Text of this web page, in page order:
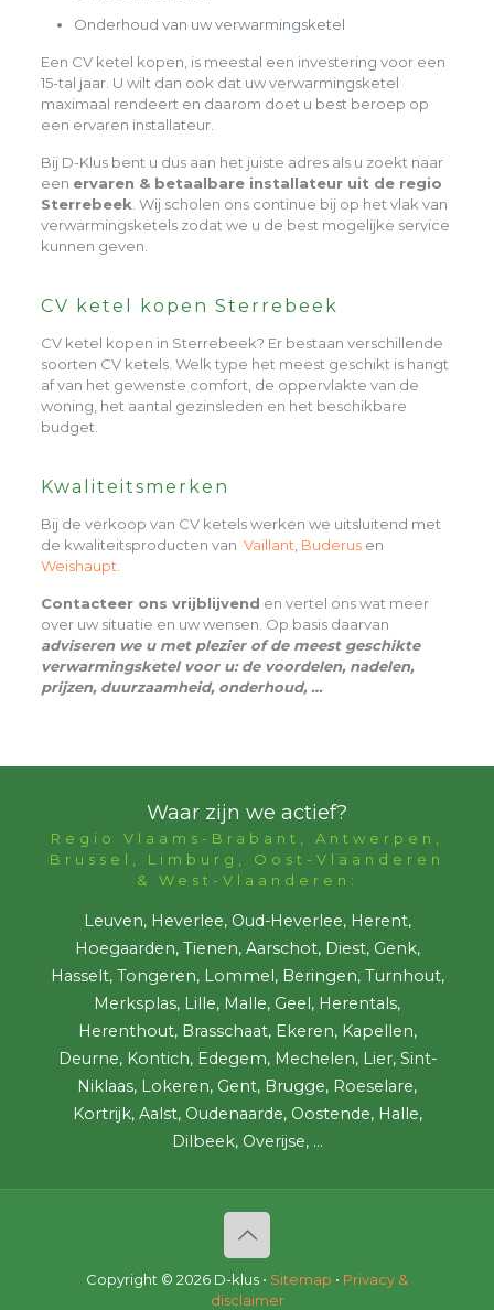
Onderhoud van uw verwarmingsketel
Een CV ketel kopen, is meestal een investering voor een
15-tal jaar. U wilt dan ook dat uw verwarmingsketel
maximaal rendeert en daarom doet u best beroep op
een ervaren installateur.
Bij D-Klus bent u dus aan het juiste adres als u zoekt naar
een ervaren & betaalbare installateur uit de regio
Sterrebeek . Wij scholen ons continue bij op het vlak van
verwarmingsketels zodat we u de best mogelijke service
kunnen geven.
CV ketel kopen Sterrebeek
CV ketel kopen in Sterrebeek? Er bestaan verschillende
soorten CV ketels. Welk type het meest geschikt is hangt
af van het gewenste comfort, de oppervlakte van de
woning, het aantal gezinsleden en het beschikbare
budget.
Kwaliteitsmerken
Bij de verkoop van CV ketels werken we uitsluitend met
de kwaliteitsproducten van Vaillant Buderusen
Weishaupt
Contacteer ons vrijblijvend en vertel ons wat meer
over uw situatie en uw wensen. Op basis daarvan
adviseren we u met plezier of de meest geschikte
verwarmingsketel voor u: de voordelen, nadelen,
prijzen, duurzaamheid, onderhoud, …
Waar zijn we actief?
Regio Vlaams-Brabant, Antwerpen,
Brussel, Limburg, Oost-Vlaanderen
& West-Vlaanderen:
Leuven, Heverlee, Oud-Heverlee, Herent,
Hoegaarden, Tienen, Aarschot, Diest, Genk,
Hasselt, Tongeren, Lommel, Beringen, Turnhout,
Merksplas, Lille, Malle, Geel, Herentals,
Herenthout, Brasschaat, Ekeren, Kapellen,
Deurne, Kontich, Edegem, Mechelen, Lier, Sint-
Niklaas, Lokeren, Gent, Brugge, Roeselare,
Kortrijk, Aalst, Oudenaarde, Oostende, Halle,
Dilbeek, Overijse, ...
Copyright © 2026 D-klus • Sitemap • Privacy &
disclaimer